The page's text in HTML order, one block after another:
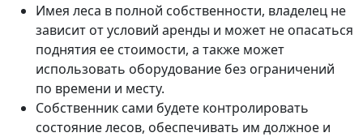
Имея леса в полной собственности, владелец не
зависит от условий аренды и может не опасаться
поднятия ее стоимости, а также может
использовать оборудование без ограничений
по времени и месту.
Собственник сами будете контролировать
состояние лесов, обеспечивать им должное и